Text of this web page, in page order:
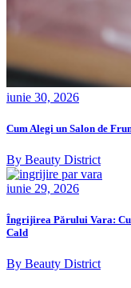
iunie 30, 2026
Cum Alegi un Salon de
By Beauty District
iunie 29, 2026
Îngrijirea Părului Vara:
Cald
By Beauty District